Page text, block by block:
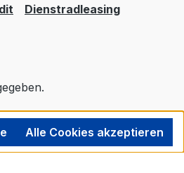
Dienstradleasing
Alle Cookies akzeptieren